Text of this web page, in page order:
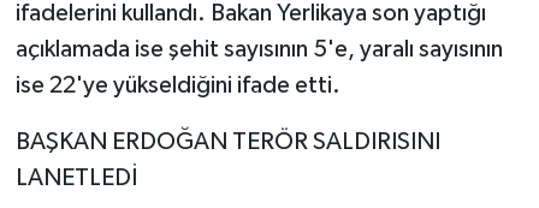
ifadelerini kullandı. Bakan Yerlikaya son yaptığı
açıklamada ise şehit sayısının 5'e, yaralı sayısının
ise 22'ye yükseldiğini ifade etti.
BAŞKAN ERDOĞAN TERÖR SALDIRISINI
LANETLEDİ